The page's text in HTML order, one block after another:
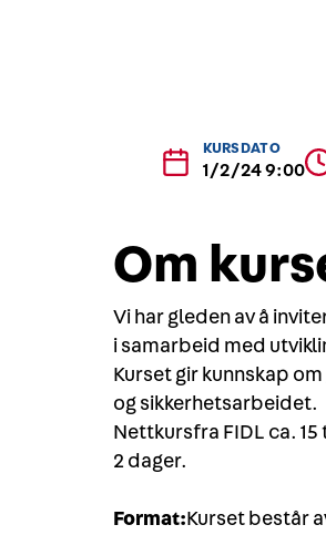
KURSDATO
1/2/24 9:00
Om
Vi har gleden av å
i samarbeid med
Kurset gir kunnskap
og sikkerhetsarbeidet.
Nettkursfra FIDL ca.
2 dager.
Format:Kurset består